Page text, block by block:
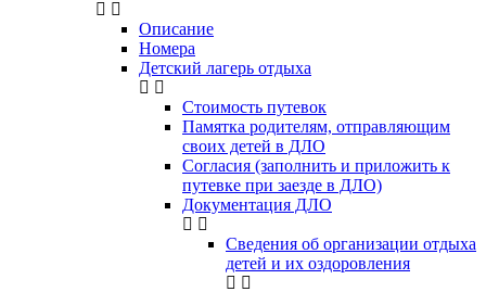
Описание
Номера
Детский лагерь отдыха
Стоимость путевок
Памятка родителям, отправляющим
своих детей в ДЛО
Согласия (заполнить и приложить к
путевке при заезде в ДЛО)
Документация ДЛО
Сведения об организации отдыха
детей и их оздоровления